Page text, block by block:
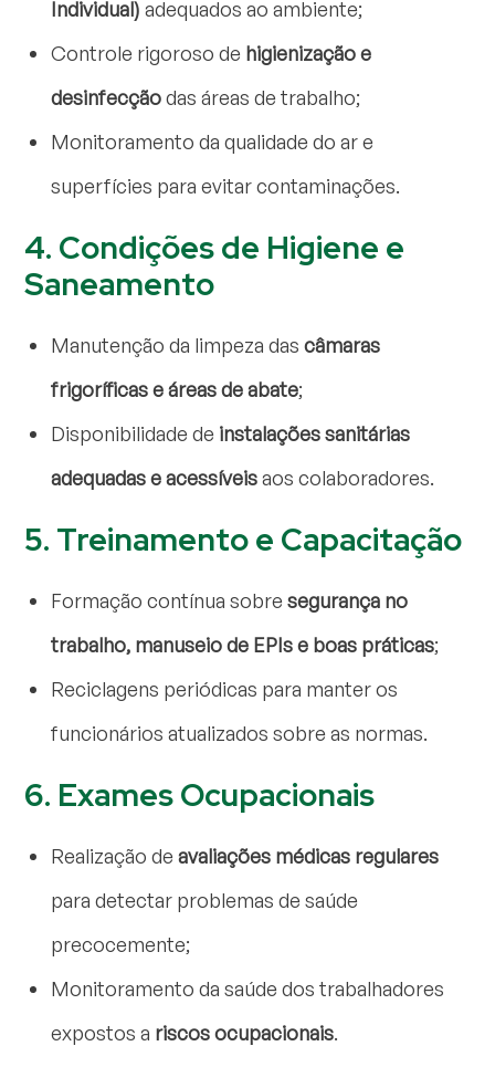
Individual) adequados ao ambiente;
Controle rigoroso de higienização e
desinfecçãodas áreas de trabalho;
Monitoramento da qualidade do ar e
superfícies para evitar contaminações.
4. Condições de Higiene e
Saneamento
Manutenção da limpeza das câmaras
frigoríficas e áreas de abate;
Disponibilidade de instalações sanitárias
adequadas e acessíveisaos colaboradores.
5. Treinamento e Capacitação
Formação contínua sobresegurança no
trabalho, manuseio de EPIs e boas práticas;
Reciclagens periódicas para manter os
funcionários atualizados sobre as normas.
6. Exames Ocupacionais
Realização deavaliações médicas regulares
para detectar problemas de saúde
precocemente;
Monitoramento da saúde dos trabalhadores
expostos a riscos ocupacionais.